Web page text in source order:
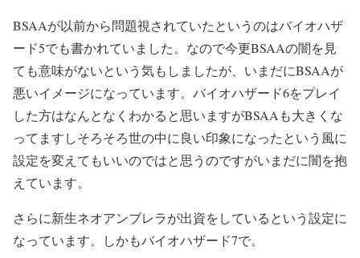
BSAAが以前から問題視されていたというのはバイオハザ
ード5でも書かれていました。なので今更BSAAの闇を見
ても意味がないという気もしましたが、いまだにBSAAが
悪いイメージになっています。バイオハザード6をプレイ
した方はなんとなくわかると思いますがBSAAも大きくな
ってますしそろそろ世の中に良い印象になったという風に
設定を変えてもいいのではと思うのですがいまだに闇を抱
えています。
さらに新生ネオアンブレラが出資をしているという設定に
なっています。しかもバイオハザード7で。